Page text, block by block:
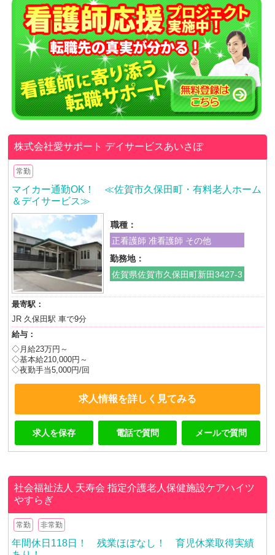
株式会社愛サポート デイサービスあいさぽ
常勤
マイカー通勤OK！ ≪佐賀市久保田町・有料老人ホーム
＆デイサービス≫
職種：
正看護師 准看護師 その他
勤務地：
佐賀県佐賀市久保田町新田3427-3
最寄駅：
JR 久保田駅 車で9分
給与：
◇月給23万円～
◇基本給210,000円～
◇夜勤手当5,000円/回
求人情報を詳しく見てみる
求人を保存 電話で質問 メールで質問
社会福祉法人 天寿会指定介護老人保健施設ケアハイツ
やすらぎ
常勤 非常勤
年間休日118日！ 残業ほぼなし！ 育児休業取得実績